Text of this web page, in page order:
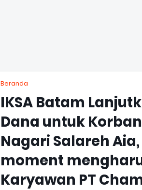
Beranda
IKSA Batam
Dana untuk
Nagari Salareh
moment
Karyawan PT